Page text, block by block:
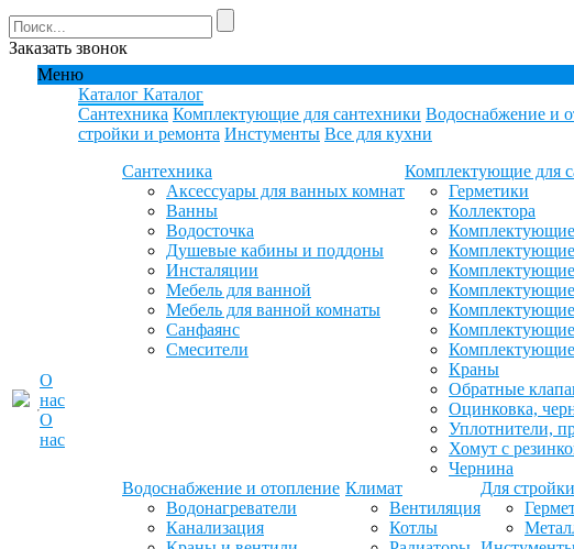
Заказать звонок
Меню
О
нас
О
нас
Каталог Каталог
Сантехника Комплектующие для сантехники Водоснабжение и
стройки и ремонта Инстументы Все для кухни
Сантехника
Аксессуары для ванных комнат
Ванны
Водосточка
Душевые кабины и поддоны
Инсталяции
Мебель для ванной
Мебель для ванной комнаты
Санфаянс
Смесители
Комплектующие для
Герметики
Коллектора
Комплектующие
Комплектующие
Комплектующие
Комплектующие
Комплектующие
Комплектующие
Краны
Обратные
Оцинковка,
Уплотнители,
Хомут с
Чернина
Водоснабжение и отопление
Водонагреватели
Канализация
Климат
Вентиляция
Котлы
Для